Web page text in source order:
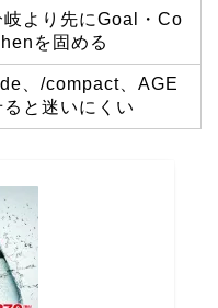
より先にGoal・Co
を固める
、/compact、AGE
と迷いにくい